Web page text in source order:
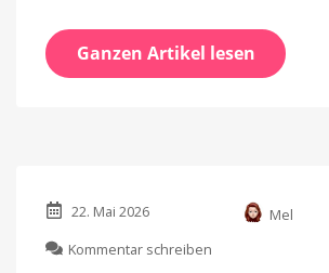
Ganzen Artikel lesen
22. Mai 2026
Mel
Kommentar schreiben